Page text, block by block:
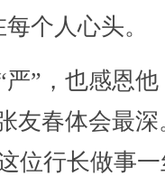
个人心头。
”，也感恩他
友春体会最深
位行长做事